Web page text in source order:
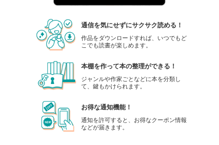
通信を気にせずにサクサク読める！
作品をダウンロードすれば、いつでもど
こでも読書が楽しめます。
本棚を作って本の整理ができる！
ジャンルや作家ごとなどに本を分類し
て、鍵もかけられます。
お得な通知機能！
通知を許可すると、お得なクーポン情報
などが届きます。